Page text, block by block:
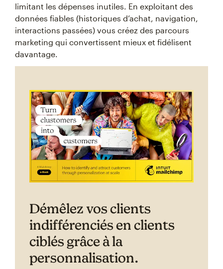
limitant les dépenses inutiles. En exploitant des
données fiables (historiques d’achat, navigation,
interactions passées) vous créez des parcours
marketing qui convertissent mieux et fidélisent
davantage.
Démêlez vos clients
indifférenciés en clients
ciblés grâce à la
personnalisation.